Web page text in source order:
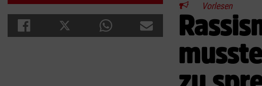
Vorlesen